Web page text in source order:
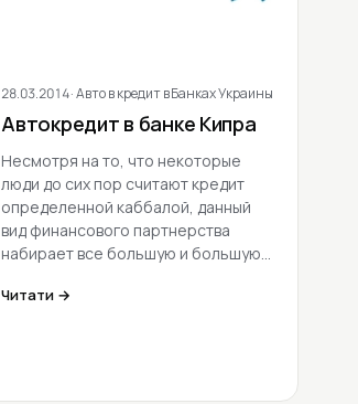
28.03.2014· Авто в кредит в Банках Украины
Автокредит в банке Кипра
Несмотря на то, что некоторые
люди до сих пор считают кредит
определенной каббалой, данный
вид финансового партнерства
набирает все большую и большую…
Читати →